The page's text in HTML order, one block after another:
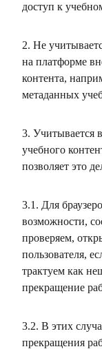
доступ к
2. Не
на платформе
контента,
метаданных
3. Учитывается
учебного
позволяет это
3.1. Для
возможности,
проверяем,
пользователя,
трактуем как
прекращение
3.2. В этих
прекращения